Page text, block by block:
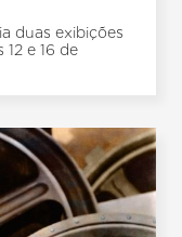
duas exibições
e 16 de